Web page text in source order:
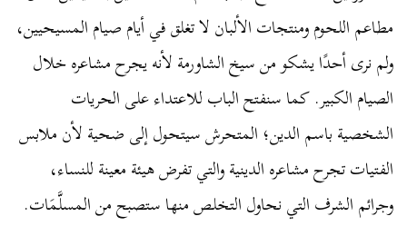
مطاعم اللحوم ومنتجات الألبان لا تغلق في أيام صيام المسيحيين،
ولم نرى أحدًا يشكو من سيخ الشاورمة لأنه يجرح مشاعره خلال
الصيام الكبير. كما سنفتح الباب للاعتداء على الحريات
الشخصية باسم الدين؛ المتحرش سيتحول إلى ضحية لأن ملابس
الفتيات تجرح مشاعره الدينية والتي تفرض هيئة معينة للنساء،
وجرائم الشرف التي نحاول التخلص منها ستصبح من المسلَّمَات.